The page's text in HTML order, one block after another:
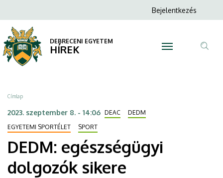
egészségügyi
dolgozók
sikere
DEBRECENI
EGYETEM
a
tartalomra
Anonim
menüje
Bejelentkezés
DEBRECENI EGYETEM
HÍREK
Morzsa
Címlap
2023. szeptember 8. - 14:06 DEAC
DEDM
EGYETEMI SPORTÉLET
SPORT
DEDM: egészségügyi
dolgozók sikere